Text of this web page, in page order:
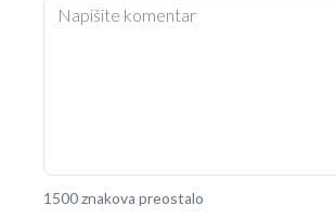
1500 znakova preostalo